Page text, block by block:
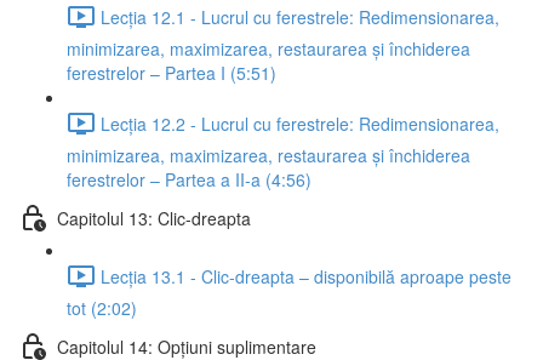
Lecția 12.1 - Lucrul cu ferestrele: Redimensionarea,
minimizarea, maximizarea, restaurarea și închiderea
ferestrelor – Partea I (5:51)
Lecția 12.2 - Lucrul cu ferestrele: Redimensionarea,
minimizarea, maximizarea, restaurarea și închiderea
ferestrelor – Partea a II-a (4:56)
Capitolul 13: Clic-dreapta
Lecția 13.1 - Clic-dreapta – disponibilă aproape peste
tot (2:02)
Capitolul 14: Opțiuni suplimentare